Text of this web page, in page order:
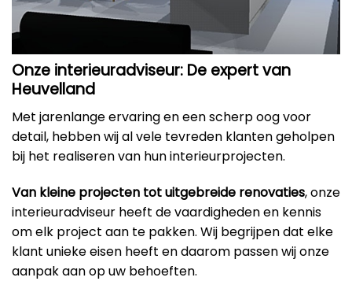
Onze interieuradviseur: De expert van
Heuvelland
Met jarenlange ervaring en een scherp oog voor
detail, hebben wij al vele tevreden klanten geholpen
bij het realiseren van hun interieurprojecten.
Van kleine projecten tot uitgebreide renovaties, onze
interieuradviseur heeft de vaardigheden en kennis
om elk project aan te pakken. Wij begrijpen dat elke
klant unieke eisen heeft en daarom passen wij onze
aanpak aan op uw behoeften.